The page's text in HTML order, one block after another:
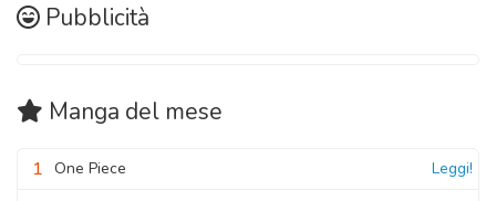
Pubblicità
Manga del mese
1 One Piece Leggi!